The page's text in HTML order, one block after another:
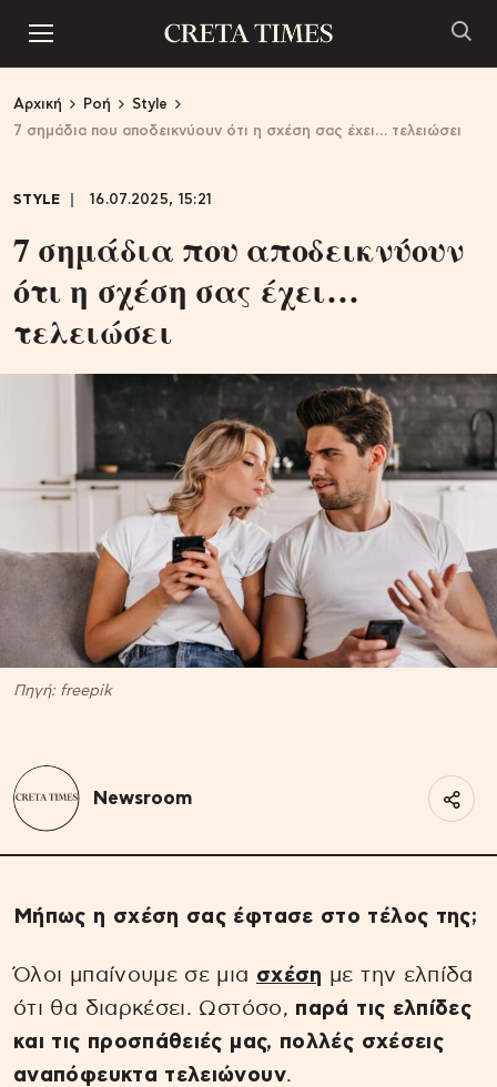
Αρχική Ροή
Style
7 σημάδια που αποδεικνύουν ότι η σχέση σας έχει… τελειώσει
STYLE 16.07.2025, 15:21
7 σημάδια που αποδεικνύουν
ότι η σχέση σας έχει…
τελειώσει
Πηγή: freepik
Newsroom
Μήπως η σχέση σας έφτασε στο τέλος της;
Όλοι μπαίνουμε σε μια σχέση με την ελπίδα
ότι θα διαρκέσει. Ωστόσο, παρά τις ελπίδες
και τις προσπάθειές μας, πολλές σχέσεις
αναπόφευκτα τελειώνουν.